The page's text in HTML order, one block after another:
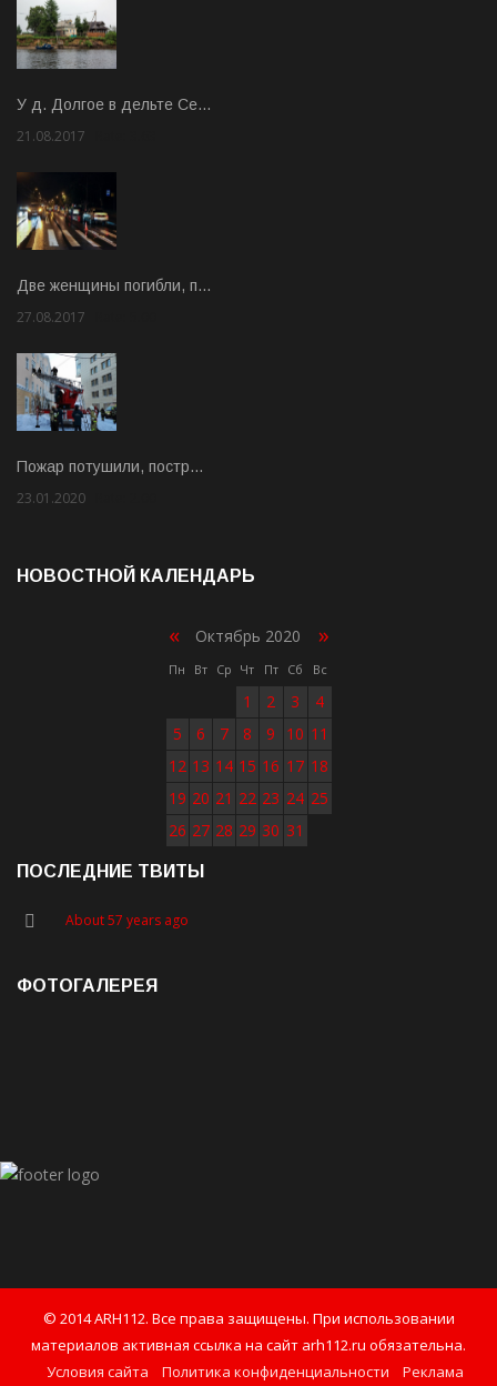
У д. Долгое в дельте Се…
21.08.2017
Две женщины погибли, п…
27.08.2017
Пожар потушили, постр…
23.01.2020
НОВОСТНОЙ КАЛЕНДАРЬ
« Октябрь 2020 »
Пн Вт Ср Чт Пт Сб Вс
1 2 3
4
5
6 7 8 9 10 11
12 13 14 15 16 17 18
19 20 21 22 23 24 25
26 27 28 29 30 31
ПОСЛЕДНИЕ ТВИТЫ
About 57 years ago
ФОТОГАЛЕРЕЯ
© 2014 ARH112. Все права защищены. При использовании
материалов активная ссылка на сайт arh112.ru обязательна.
Условия сайта
Политика конфиденциальности Реклама